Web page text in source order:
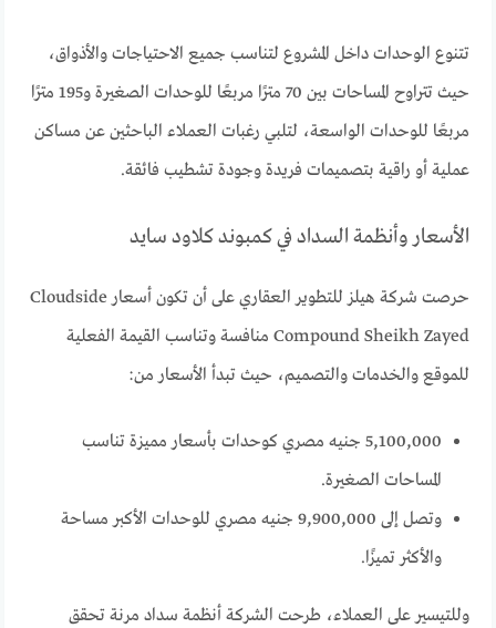
تتنوع الوحدات داخل المشروع لتناسب جميع الاحتياجات والأذواق،
حيث تتراوح المساحات بين 70 مترًا مربعًا للوحدات الصغيرة و195 مترًا
مربعًا للوحدات الواسعة، لتلبي رغبات العملاء الباحثين عن مساكن
عملية أو راقية بتصميمات فريدة وجودة تشطيب فائقة.
الأسعار وأنظمة السداد في كمبوند كلاود سايد
حرصت شركة هيلز للتطوير العقاري على أن تكون أسعار Cloudside
Compound Sheikh Zayed منافسة وتناسب القيمة الفعلية
للموقع والخدمات والتصميم، حيث تبدأ الأسعار من:
5,100,000 جنيه مصري كوحدات بأسعار مميزة تناسب
المساحات الصغيرة.
وتصل إلى 9,900,000 جنيه مصري للوحدات الأكبر مساحة
والأكثر تميزًا.
وللتيسير على العملاء، طرحت الشركة أنظمة سداد مرنة تحقق